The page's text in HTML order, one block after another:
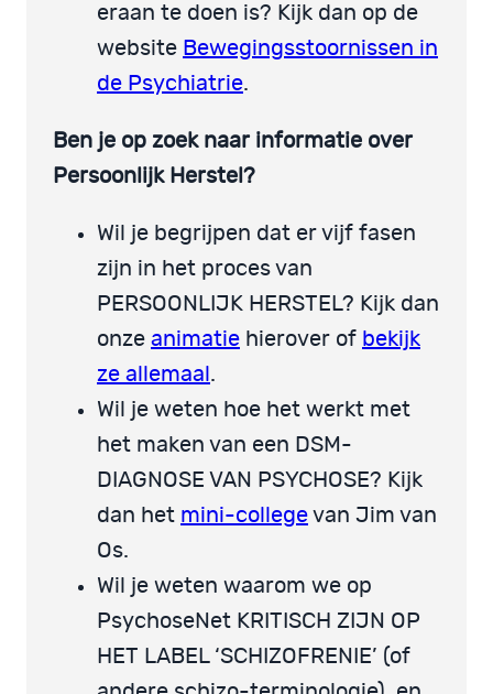
eraan te doen is? Kijk dan op de
website Bewegingsstoornissen in
de Psychiatrie.
Ben je op zoek naar informatie over
Persoonlijk Herstel?
Wil je begrijpen dat er vijf fasen
zijn in het proces van
PERSOONLIJK HERSTEL? Kijk dan
onze animatie hierover of bekijk
ze allemaal .
Wil je weten hoe het werkt met
het maken van een DSM-
DIAGNOSE VAN PSYCHOSE? Kijk
dan het mini-college van Jim van
Os.
Wil je weten waarom we op
PsychoseNet KRITISCH ZIJN OP
HET LABEL ‘SCHIZOFRENIE’ (of